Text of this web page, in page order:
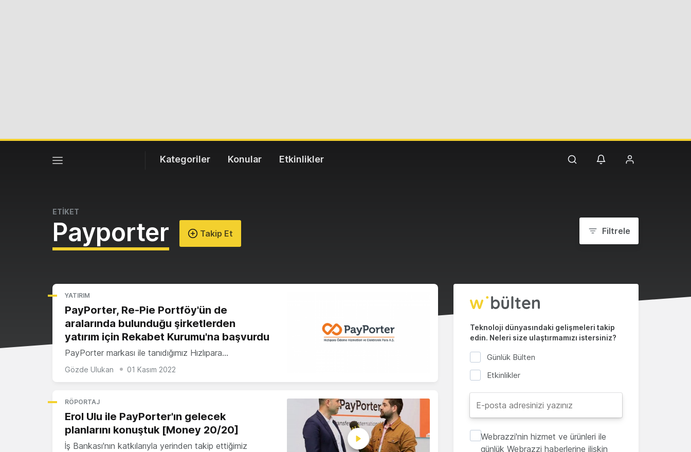
Kategoriler Konular Etkinlikler
ETİKET
Payporter Takip Et Filtrele
YATIRIM
PayPorter, Re-Pie Portföy'ün de
aralarında bulunduğu şirketlerden
yatırım için Rekabet Kurumu'na başvurdu
PayPorter markası ile tanıdığımız Hızlıpara…
Gözde Ulukan 01 Kasım 2022
RÖPORTAJ
Erol Ulu ile PayPorter'ın gelecek
planlarını konuştuk [Money 20/20]
İş Bankası'nın katkılarıyla yerinden takip ettiğimiz
Teknoloji dünyasındaki gelişmeleri takip
edin. Neleri size ulaştırmamızı istersiniz?
Günlük Bülten
Etkinlikler
Webrazzi'nin hizmet ve ürünleri ile
günlük Webrazzi haberlerine ilişkin